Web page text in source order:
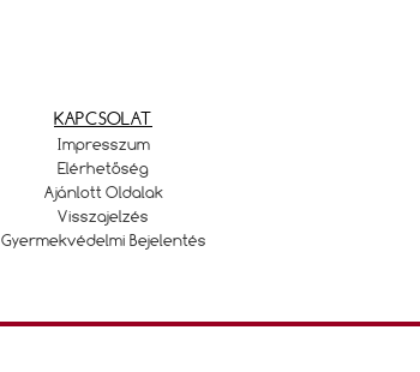
KAPCSOLAT
Impresszum
Elérhetőség
Ajánlott Oldalak
Visszajelzés
Gyermekvédelmi Bejelentés